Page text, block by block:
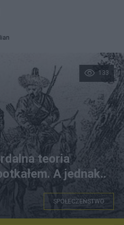
133
teoria
A jednak..
SPOŁECZEŃSTWO